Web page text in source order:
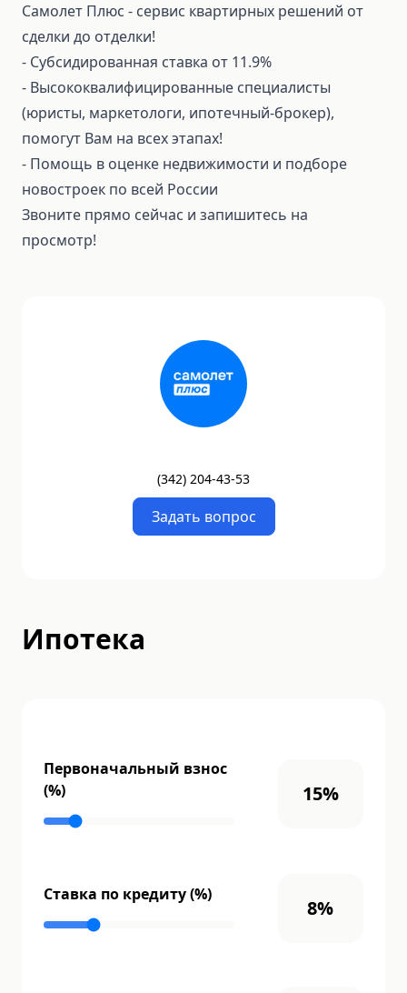
Самолет Плюс - сервис квартирных решений от
сделки до отделки!
⁃ Субсидированная ставка от 11.9%
⁃ Высококвалифицированные специалисты
(юристы, маркетологи, ипотечный-брокер),
помогут Вам на всех этапах!
⁃ Помощь в оценке недвижимости и подборе
новостроек по всей России
Звоните прямо сейчас и запишитесь на
просмотр!
(342) 204-43-53
Задать вопрос
Ипотека
Первоначальный взнос
(%)
15%
Ставка по кредиту (%)
8%